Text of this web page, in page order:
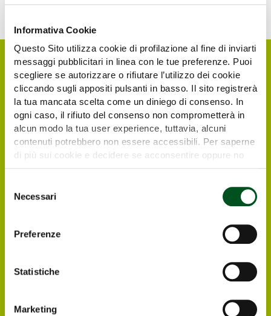
Informativa Cookie
Questo Sito utilizza cookie di profilazione al fine di inviarti
messaggi pubblicitari in linea con le tue preferenze. Puoi
scegliere se autorizzare o rifiutare l’utilizzo dei cookie
cliccando sugli appositi pulsanti in basso. Il sito registrerà
la tua mancata scelta come un diniego di consenso. In
ogni caso, il rifiuto del consenso non comprometterà in
alcun modo la tua user experience, tuttavia, alcuni
contenuti potrebbero non essere accessibili. Per saperne
di più sui cookie e decidere se acconsentire oppure no
delNecessari
Preferenze
Statistiche
Marketing
elettronico gratuito
I visitatori e operatori italiani ed esteri
interessati a visitare Agrilevante by Eima
in modo da ricevere all’indirizzo e-mail che